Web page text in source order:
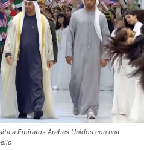
a Emiratos Árabes Unidos con una